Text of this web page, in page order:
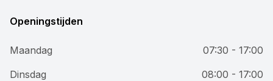
Openingstijden
Maandag
07:30 - 17:00
Dinsdag
08:00 - 17:00